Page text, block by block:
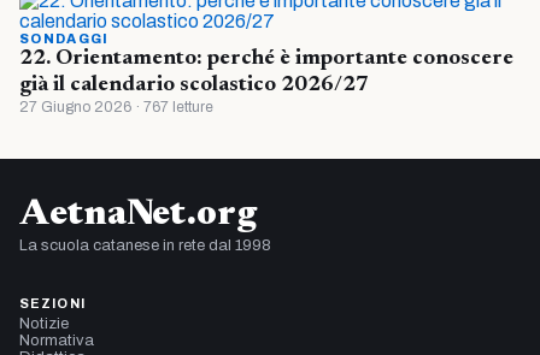
SONDAGGI
22. Orientamento: perché è importante conoscere
già il calendario scolastico 2026/27
27 Giugno 2026 · 767 letture
AetnaNet.org
La scuola catanese in rete dal 1998
SEZIONI
Notizie
Normativa